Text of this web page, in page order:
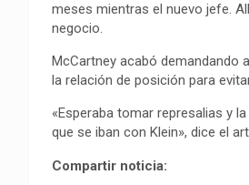
meses mientras el nuevo jefe.
negocio.
McCartney acabó demandando a
la relación de posición para
«Esperaba tomar represalias y
que se iban con Klein», dice el
Compartir noticia: